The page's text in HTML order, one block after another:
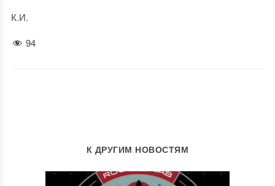
К.И.
94
К ДРУГИМ НОВОСТЯМ